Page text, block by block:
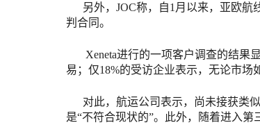
另外，JOC称，自1月以来，亚欧航
判合同。
Xeneta进行的一项客户调查的结果显
易；仅18%的受访企业表示，无论市场
对此，航运公司表示，尚未接获类似
是“不符合现状的”。此外，随着进入